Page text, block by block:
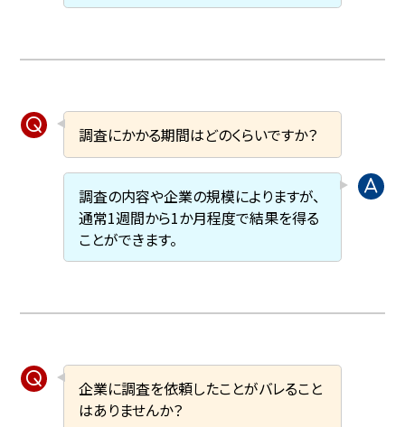
調査にかかる期間はどのくらいですか？
調査の内容や企業の規模によりますが、
通常1週間から1か月程度で結果を得る
ことができます。
企業に調査を依頼したことがバレること
はありませんか？